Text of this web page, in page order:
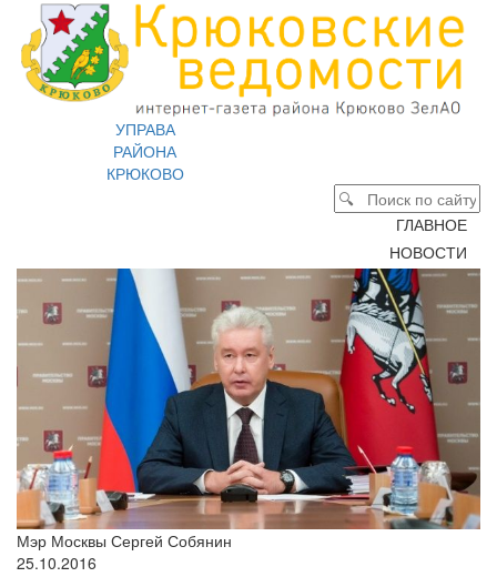
УПРАВА
РАЙОНА
КРЮКОВО
ГЛАВНОЕ
НОВОСТИ
Мэр Москвы Сергей Собянин
25.10.2016